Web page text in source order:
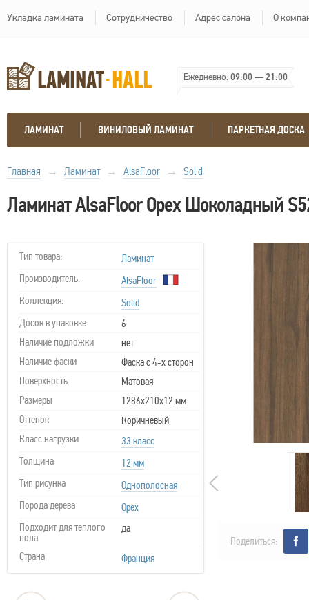
Укладка ламината Сотрудничество Адрес салона О
Ежедневно:09:00—21:00
ЛАМИНАТ ВИНИЛОВЫЙ ЛАМИНАТ ПАРКЕТНАЯ ДОСКА
Главная → Ламинат → AlsaFloor → Solid
Ламинат AlsaFloor Орех Шоколадный
Тип товара:
Ламинат
Производитель:
AlsaFloor
Коллекция:
Solid
Досок в упаковке
6
Наличие подложки
нет
Наличие фаски
Фаска с 4-х сторон
Поверхность
Матовая
Размеры
1286х210х12 мм
Оттенок
Коричневый
Класс нагрузки
33 класс
Толщина
12 мм
Тип рисунка
Однополосная
Порода дерева
Орех
Подходит для теплого
пола
да
Страна Франция
Поделиться: